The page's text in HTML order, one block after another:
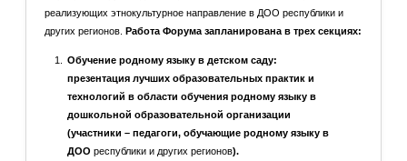
по родному языку, делились впечатлениями о региональных
практиках преподавания родного языка и литератур.
Мероприятие прошло в теплой и дружеской атмосфере.
Между участниками отмечалось полное взаимопонимание по
актуальным вопросам обучения родному языку. Можно
сказать, что налажен очередной мост сотрудничества по
вопросам развития родного языка в образовании и
воспитании между учителями и специалистами калмыцкого
«Практико-ориентированный подход в обучении игре на
калмыцкой домбре как технология создания условий для
самореализации развития талантов детей в дополнительном
образовании». Семинар посвящен обсуждению методик и
подходов к обучению детей игре на калмыцкой домбре.
реализующих этнокультурное направление в ДОО республики и
других регионов.
Работа Форума запланирована в трех секциях:
Обучение родному языку в детском саду:
презентация лучших образовательных практик и
технологий в области обучения родному языку в
дошкольной образовательной организации
(участники – педагоги, обучающие родному языку в
ДОО республики и других регионов).